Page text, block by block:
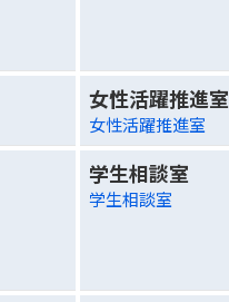
女性活躍推進室
女性活躍推進室
学生相談室
学生相談室